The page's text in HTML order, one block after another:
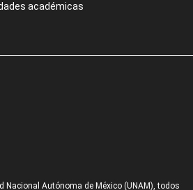
académicas
Nacional Autónoma de México (UNAM), todos